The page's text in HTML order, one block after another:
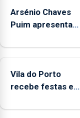
Arsénio Chaves
Puim apresenta
de Vila do Porto
Vila do Porto
recebe festas em
Senhora da